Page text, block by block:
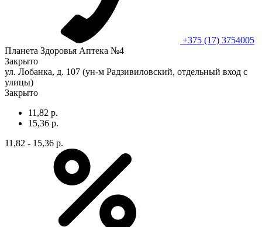
+375 (17) 3754005
Планета Здоровья Аптека №4
Закрыто
ул. Лобанка, д. 107 (ун-м Радзивиловский, отдельный вход с
улицы)
Закрыто
11,82 р.
15,36 р.
11,82 - 15,36 р.